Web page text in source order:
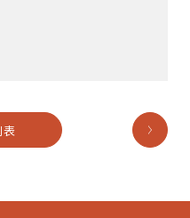
表